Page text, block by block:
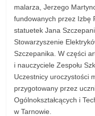
malarza, Jerzego
fundowanych przez Izbę
statuetek Jana
Stowarzyszenie
Szczepanika. W części
i nauczyciele Zespołu
Uczestnicy uroczystości
przygotowany przez
Ogólnokształcących i
w Tarnowie.